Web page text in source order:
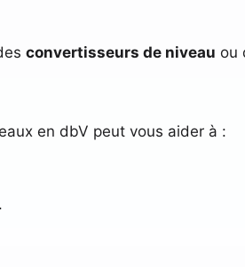
convertisseurs de niveau ou
en dbV peut vous aider à :